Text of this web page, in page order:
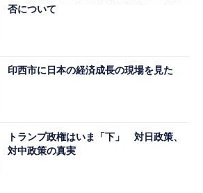
否について
印西市に日本の経済成長の現場を見た
トランプ政権はいま「下」 対日政策、
対中政策の真実